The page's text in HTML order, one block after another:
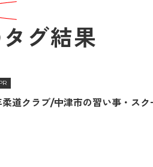
タグ結果
柔道クラブ/中津市の習い事・スク